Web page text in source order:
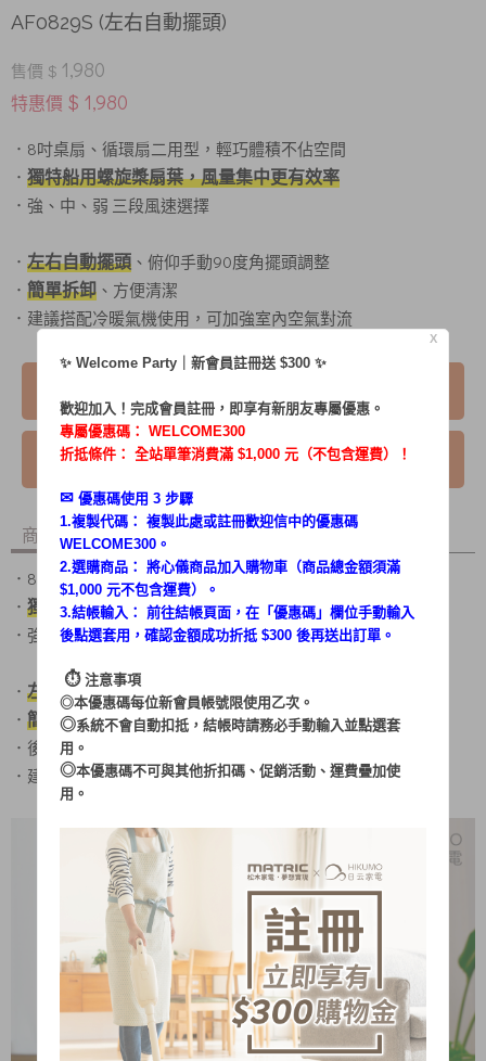
AF0829S (左右自動擺頭)
售價 $ 1,980
特惠價 $ 1,980
．8吋桌扇、循環扇二用型，輕巧體積不佔空間
． 獨特船用螺旋槳扇葉，風量集中更有效率
．強、中、弱 三段風速選擇
． 左右自動擺頭 、俯仰手動90度角擺頭調整
． 簡單拆卸 、方便清潔
．建議搭配冷暖氣機使用，可加強室內空氣對流
我要詢問
商品內容 商品討論
． 8吋桌扇、循環扇二用型，輕巧體積不佔空間
． 獨特船用螺旋槳扇葉，風量集中更有效率
．強、中、弱 三段風速選擇
． 左右自動擺頭、俯仰手動擺頭調整
． 簡單拆卸、方便清潔
．後網罩提手設計，輕鬆移動不費力
．建議搭配冷暖氣機使用，可加強室內空氣對流
X
✨ Welcome Party｜新會員註冊送 $300 ✨
歡迎加入！完成會員註冊，即享有新朋友專屬優惠。
專屬優惠碼： WELCOME300
折抵條件： 全站單筆消費滿 $1,000 元（不包含運費）！
✉︎ 優惠碼使用 3 步驟
1.複製代碼： 複製此處或註冊歡迎信中的優惠碼
WELCOME300。
2.選購商品： 將心儀商品加入購物車（商品總金額須滿
$1,000 元不包含運費）。
3.結帳輸入： 前往結帳頁面，在「 優惠碼 」欄位手動輸入
後點選套用，確認金額成功折抵 $300 後再送出訂單。
⏱︎ 注意事項
◎本優惠碼每位新會員帳號限使用乙次。
◎系統不會自動扣抵，結帳時請務必手動輸入並點選套
用。
◎本優惠碼不可與其他折扣碼、促銷活動、運費疊加使
用。